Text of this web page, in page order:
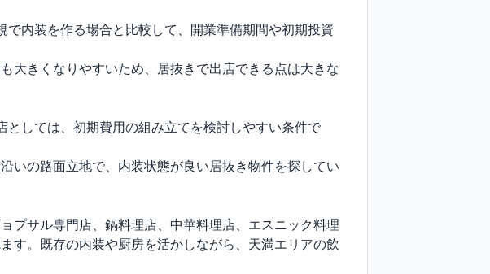
内装を作る場合と比較して、開業準備期間や初期投資
大きくなりやすいため、居抜きで出店できる点は大きな
しては、初期費用の組み立てを検討しやすい条件で
いの路面立地で、内装状態が良い居抜き物件を探してい
プサル専門店、鍋料理店、中華料理店、エスニック料理
す。既存の内装や厨房を活かしながら、天満エリアの飲